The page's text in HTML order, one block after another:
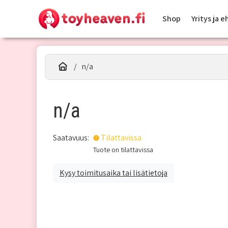
Shop Yritys ja
n/a
n/a
Saatavuus: Tilattavissa
Tuote on tilattavissa
Kysy toimitusaika tai lisätietoja